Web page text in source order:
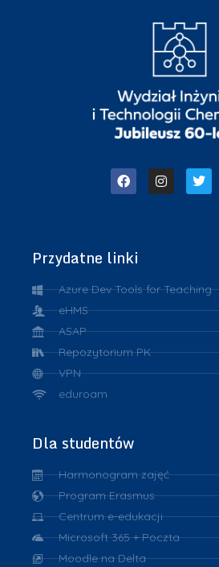
Przydatne linki
Azure Dev Tools for Teaching
eHMS
ASAP
Repozytorium PK
VPN
eduroam
Dla studentów
Harmonogram zajęć
Program Erasmus
Centrum e-edukacji
Microsoft 365 + Poczta
Moodle na Delta